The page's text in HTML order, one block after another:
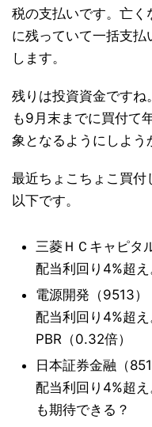
税の支払いです。亡
に残っていて一括支払
します。
残りは投資資金ですね
も9月末までに買付て
象となるようにしよう
最近ちょこちょこ買付
以下です。
三菱ＨＣキャピタ
配当利回り4%超え
電源開発（9513）
配当利回り4%超
PBR（0.32倍）
日本証券金融（
配当利回り4%超
も期待できる？